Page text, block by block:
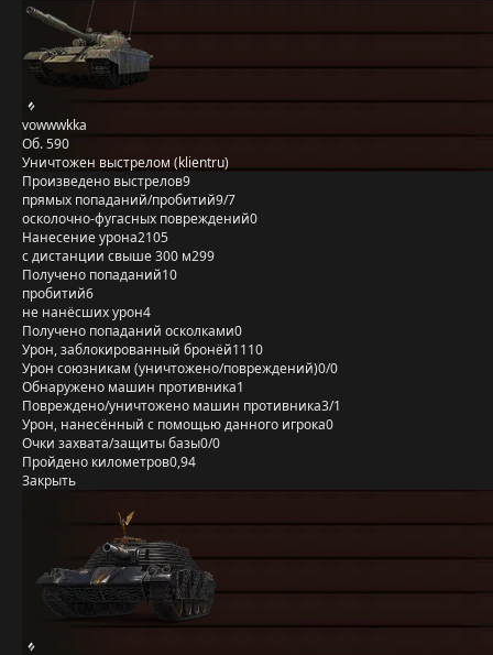
vowwwkka
Об. 590
Уничтожен выстрелом (klientru)
Произведено выстрелов9
прямых попаданий/пробитий9/7
осколочно-фугасных повреждений0
Нанесение урона2105
с дистанции свыше 300 м299
Получено попаданий10
пробитий6
не нанёсших урон4
Получено попаданий осколками0
Урон, заблокированный бронёй1110
Урон союзникам (уничтожено/повреждений)0/0
Обнаружено машин противника1
Повреждено/уничтожено машин противника3/1
Урон, нанесённый с помощью данного игрока0
Очки захвата/защиты базы0/0
Пройдено километров0,94
Закрыть